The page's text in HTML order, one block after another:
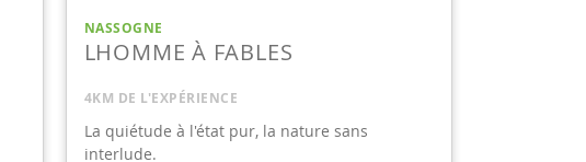
NASSOGNE
LHOMME À FABLES
4KM DE L'EXPÉRIENCE
La quiétude à l'état pur, la nature sans
interlude.